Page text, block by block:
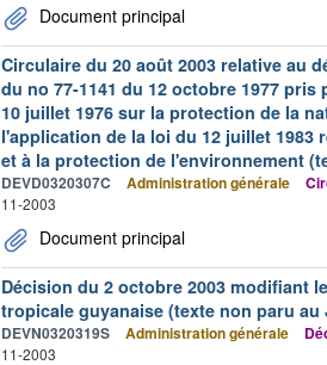
Document principal
Circulaire du 20 août 2003 relative au
du no 77-1141 du 12 octobre 1977
10 juillet 1976 sur la protection de la
l'application de la loi du 12 juillet 1983
et à la protection de l'environnement
DEVD0320307C Administration générale
11-2003
Document principal
Décision du 2 octobre 2003 modifiant
tropicale guyanaise (texte non paru
DEVN0320319S Administration générale
11-2003